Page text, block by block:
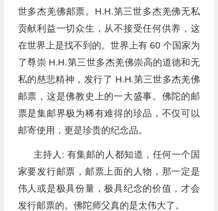
世多杰羌佛邮票。H.H.第三世多杰羌佛无私
贡献利益一切众生，从不接受任何供养，这
在世界上是找不到的。世界上有 60 个国家为
了尊崇 H.H.第三世多杰羌佛崇高的道德和无
私的慈悲精神，发行了 H.H.第三世多杰羌佛
邮票，这是佛教史上的一大盛事。佛陀的邮
票是集邮界极为稀有难得的珍品，不仅可以
邮寄使用，更是珍贵的纪念品。
主持人: 有集邮的人都知道，任何一个国
家要发行邮票，邮票上面的人物，那一定是
伟人或是极具份量，极具纪念的价值，才会
发行邮票的。佛陀师父真的是太伟大了。